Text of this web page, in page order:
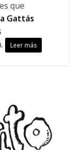
que
Gattás
Leer más